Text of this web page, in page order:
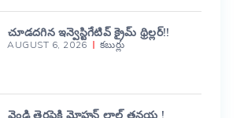
చూడదగిన ఇన్వెస్టిగేటివ్ క్రైమ్ థ్రిల్లర్!!
AUGUST 6, 2026 కబుర్లు
వెండి తెరపైకి మోహన్ లాల్ తనయ !